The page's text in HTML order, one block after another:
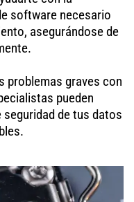
software necesario
asegurándose de
problemas graves con
pueden
de tus datos